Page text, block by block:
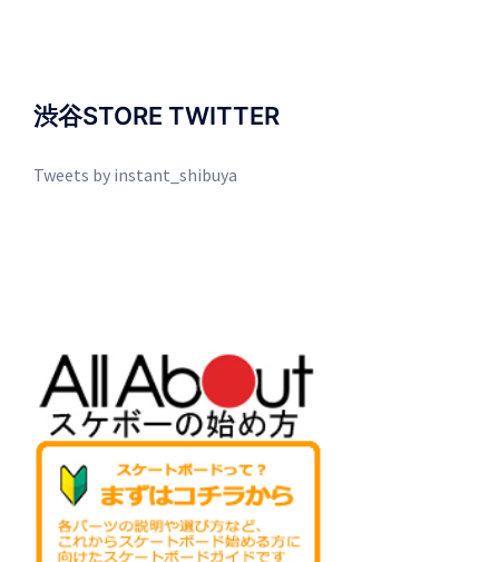
渋谷STORE TWITTER
Tweets by instant_shibuya